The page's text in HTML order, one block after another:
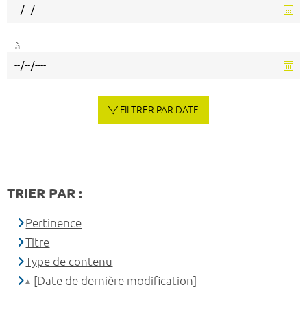
à
FILTRER PAR DATE
TRIER PAR :
Pertinence
Titre
Type de contenu
[Date de dernière modification]